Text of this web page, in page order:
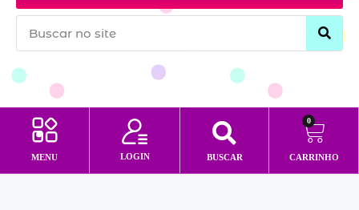
MENU LOGIN BUSCAR
0
CARRINHO